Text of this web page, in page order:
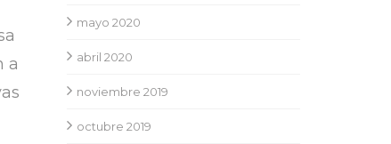
a
mayo 2020
abril 2020
noviembre 2019
octubre 2019